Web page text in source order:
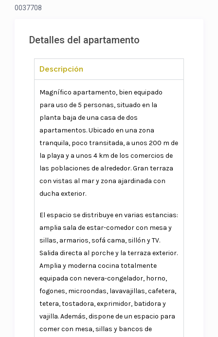
0037708
Detalles del apartamento
Descripción
Magnífico apartamento, bien equipado
para uso de 5 personas, situado en la
planta baja de una casa de dos
apartamentos. Ubicado en una zona
tranquila, poco transitada, a unos 200 m de
la playa y a unos 4 km de los comercios de
las poblaciones de alrededor. Gran terraza
con vistas al mar y zona ajardinada con
ducha exterior.
El espacio se distribuye en varias estancias:
amplia sala de estar-comedor con mesa y
sillas, armarios, sofá cama, sillón y TV.
Salida directa al porche y la terraza exterior.
Amplia y moderna cocina totalmente
equipada con nevera-congelador, horno,
fogones, microondas, lavavajillas, cafetera,
tetera, tostadora, exprimidor, batidora y
vajilla. Además, dispone de un espacio para
comer con mesa, sillas y bancos de